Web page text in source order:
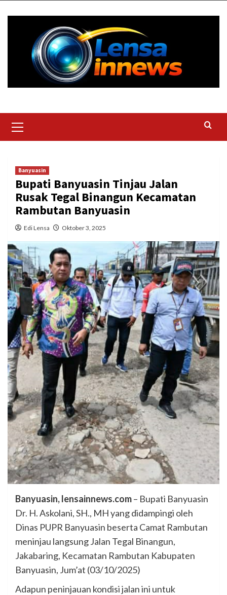
Menu
Banyuasin
Bupati Banyuasin Tinjau Jalan
Rusak Tegal Binangun Kecamatan
Rambutan Banyuasin
Edi Lensa Oktober 3, 2025
Banyuasin, lensainnews.com– Bupati Banyuasin
Dr. H. Askolani, SH., MH yang didampingi oleh
Dinas PUPR Banyuasin beserta Camat Rambutan
meninjau langsung Jalan Tegal Binangun,
Jakabaring, Kecamatan Rambutan Kabupaten
Banyuasin, Jum’at (03/10/2025)
Adapun peninjauan kondisi jalan ini untuk